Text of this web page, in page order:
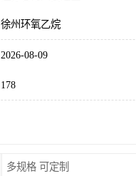
徐州环氧乙烷
2026-08-09
178
多规格 可定制